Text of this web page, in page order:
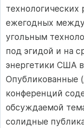
ежегодных
угольным
под эгидой и на
энергетики США
Опубликованные
конференций
обсуждаемой
солидные